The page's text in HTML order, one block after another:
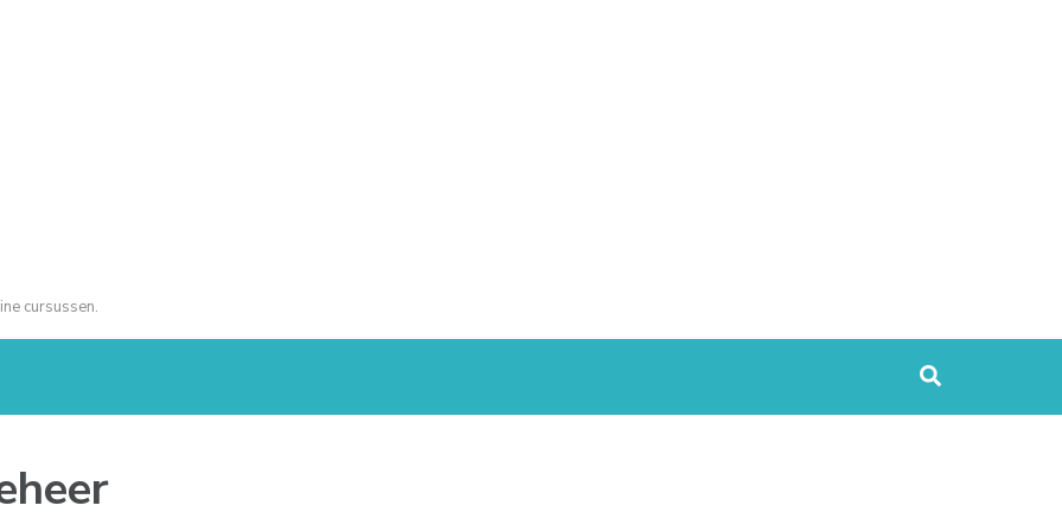
cursussen.